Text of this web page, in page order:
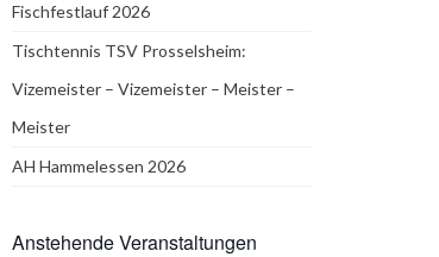
Fischfestlauf 2026
Tischtennis TSV Prosselsheim:
Vizemeister – Vizemeister – Meister –
Meister
AH Hammelessen 2026
Anstehende Veranstaltungen